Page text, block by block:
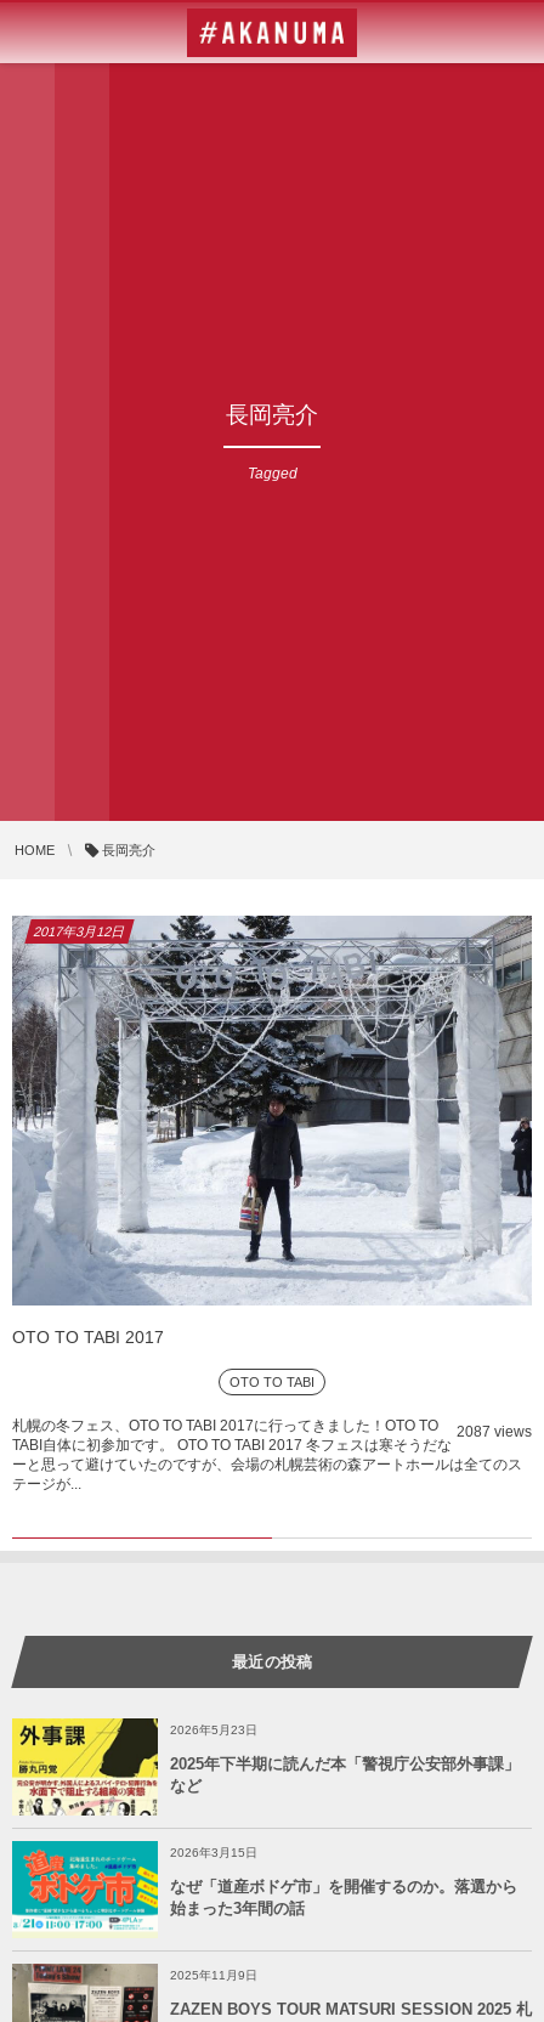
長岡亮介
Tagged
HOME 長岡亮介
2017年3月12日
OTO TO TABI 2017
OTO TO TABI
2087 views
札幌の冬フェス、OTO TO TABI 2017に行ってきました！OTO TO
TABI自体に初参加です。 OTO TO TABI 2017 冬フェスは寒そうだな
ーと思って避けていたのですが、会場の札幌芸術の森アートホールは全てのス
テージが...
最近の投稿
2026年5月23日
2025年下半期に読んだ本「警視庁公安部外事課」
など
2026年3月15日
なぜ「道産ボドゲ市」を開催するのか。落選から
始まった3年間の話
2025年11月9日
ZAZEN BOYS TOUR MATSURI SESSION 2025 札